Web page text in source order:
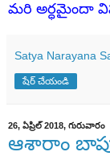
మరి అర్ధమైందా
Satya Narayana
షేర్ చేయండి
26, ఏప్రిల్ 2018, గురువారం
ఆశారాం